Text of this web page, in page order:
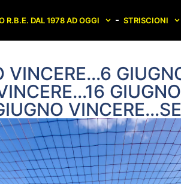
R.B.E. DAL 1978 AD OGGI STRISCIONI
VINCERE…6